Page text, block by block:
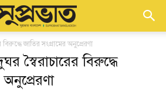
জাতির সংগ্রামের অনুপ্রেরণা
স্বৈরাচারের বিরুদ্ধে